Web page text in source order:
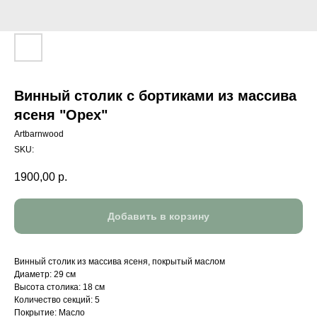
Винный столик с бортиками из массива
ясеня "Орех"
Artbarnwood
SKU:
1900,00 р.
Добавить в корзину
Винный столик из массива ясеня, покрытый маслом
Диаметр: 29 см
Высота столика: 18 см
Количество секций: 5
Покрытие: Масло